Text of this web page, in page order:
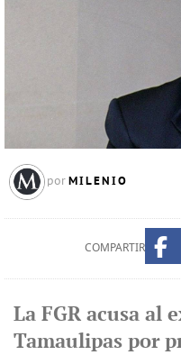
por MILENIO
COMPARTIR
La FGR acusa al
Tamaulipas por